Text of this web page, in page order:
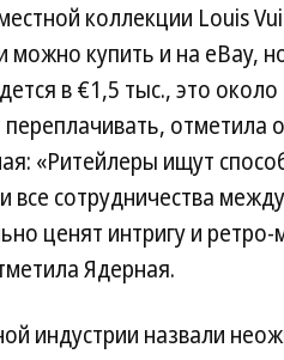
коллекции Louis
купить и на eBay,
в €1,5 тыс., это около
отметила
«Ритейлеры ищут
все сотрудничества
ценят интригу и ретро-
Ядерная.
индустрии назвали